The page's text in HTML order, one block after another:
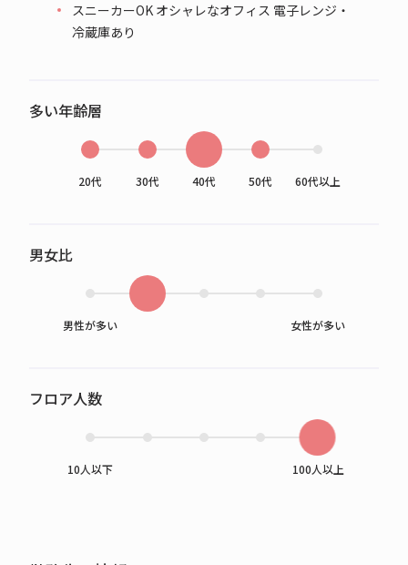
スニーカーOK オシャレなオフィス 電子レンジ・
冷蔵庫あり
多い年齢層
20代 30代 40代 50代 60代以上
男女比
男性が多い 女性が多い
フロア人数
10人以下 100人以上